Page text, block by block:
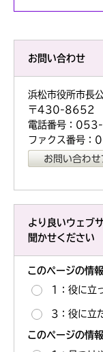
お問い合わせ
浜松市役所市長
〒430-8652
電話番号：
ファクス番号
より良いウェブ
聞かせください
このページの情
1：役に立
3：役に立
このページの情